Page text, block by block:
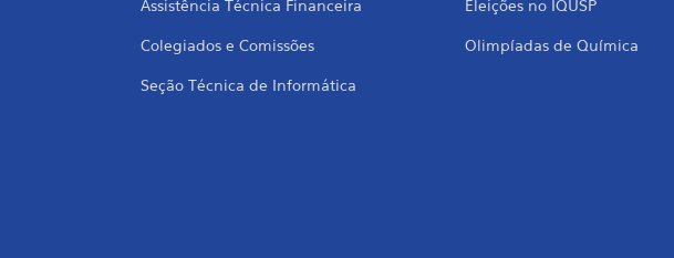
Assistência Técnica Financeira
Colegiados e Comissões
Seção Técnica de Informática
Eleições no IQUSP
Olimpíadas de Química